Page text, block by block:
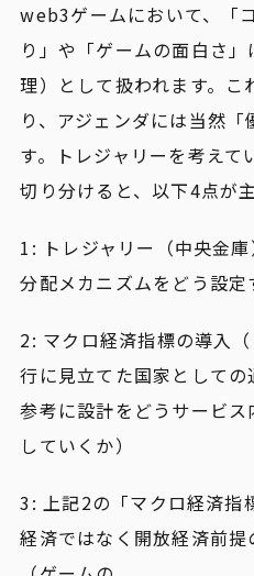
web3ゲームにおいて、「
り」や「ゲームの面白さ
理）として扱われます。こ
り、アジェンダには当然
す。トレジャリーを考えて
切り分けると、以下4点が
1: トレジャリー（中央金
分配メカニズムをどう設定
2: マクロ経済指標の導入
行に見立てた国家として
参考に設計をどうサービ
していくか）
3: 上記2の「マクロ経済指
経済ではなく開放経済前